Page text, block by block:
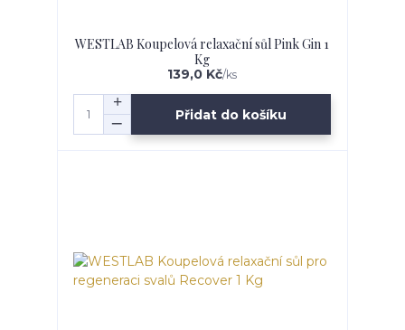
WESTLAB Koupelová relaxační sůl Pink Gin 1
Kg
139,0 Kč/ks
Přidat do košíku